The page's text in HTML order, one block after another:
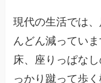
現代の生活では
んどん減ってい
床、座りっぱな
っかり蹴って歩